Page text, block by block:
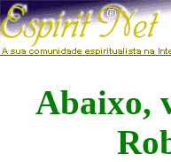
Abaixo,